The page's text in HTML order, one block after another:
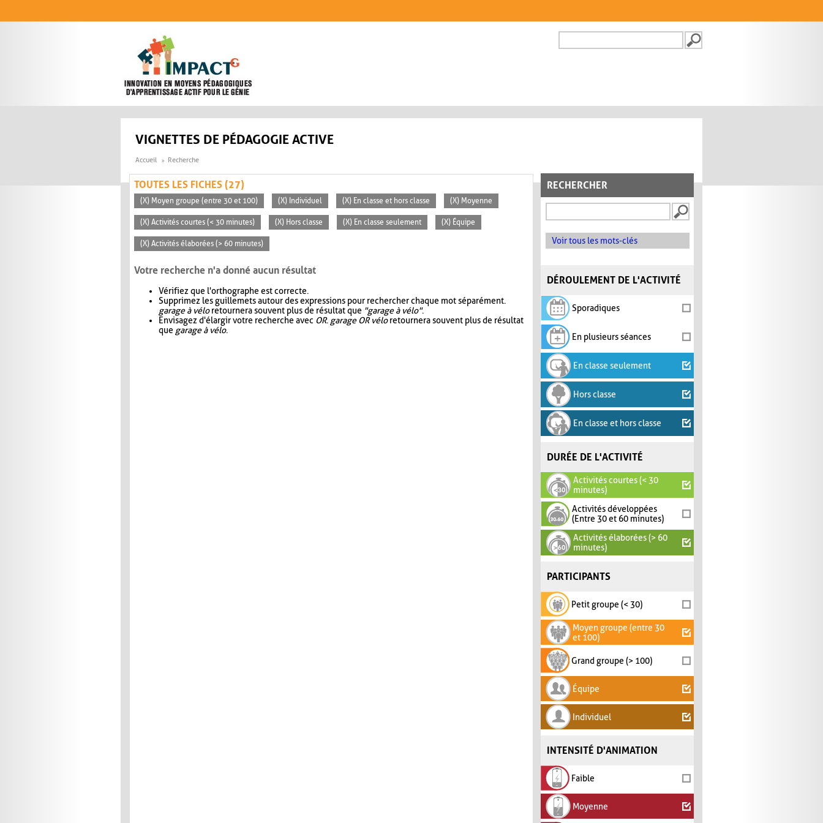
FORMULAIRE DE
VIGNETTES DE PÉDAGOGIE ACTIVE
Accueil Recherche
RECHERCHER
Voir tous les mots-clés
DÉROULEMENT DE L'ACTIVITÉ
Sporadiques
En plusieurs séances
En classe seulement
Hors classe
En classe et hors classe
DURÉE DE L'ACTIVITÉ
Activités courtes (< 30
minutes)
Activités développées
(Entre 30 et 60 minutes)
Activités élaborées (> 60
minutes)
PARTICIPANTS
Petit groupe (< 30)
Moyen groupe (entre 30
et 100)
Grand groupe (> 100)
Équipe
Individuel
INTENSITÉ D'ANIMATION
Faible
Moyenne
TOUTES LES FICHES (27)
(X) Moyen groupe (entre 30 et 100) (X) Individuel (X) En classe et hors classe (X) Moyenne
(X) Activités courtes (< 30 minutes) (X) Hors classe (X) En classe seulement (X) Équipe
(X) Activités élaborées (> 60 minutes)
Votre recherche n'a donné aucun résultat
Vérifiez que l'orthographe est correcte.
Supprimez les guillemets autour des expressions pour rechercher chaque mot séparément.
garage à véloretournera souvent plus de résultat que "garage à vélo".
Envisagez d'élargir votre recherche avec OR. garage OR véloretournera souvent plus de résultat
que garage à vélo.